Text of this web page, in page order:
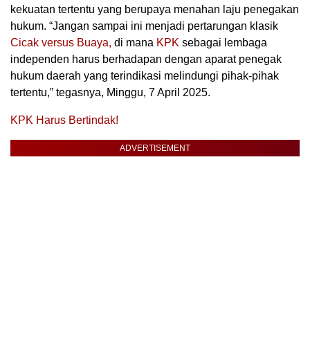
kekuatan tertentu yang berupaya menahan laju penegakan
hukum. “Jangan sampai ini menjadi pertarungan klasik
Cicak versus Buaya, di mana KPK sebagai lembaga
independen harus berhadapan dengan aparat penegak
hukum daerah yang terindikasi melindungi pihak-pihak
tertentu,” tegasnya, Minggu, 7 April 2025.
KPK Harus Bertindak!
ADVERTISEMENT